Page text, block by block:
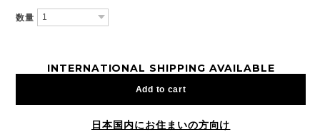
数量
INTERNATIONAL SHIPPING AVAILABLE
Add to cart
日本国内にお住まいの方向け